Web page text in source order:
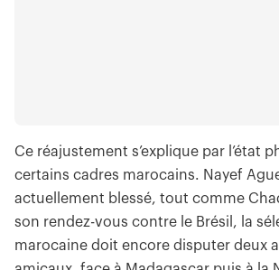
Ce réajustement s’explique par l’état
certains cadres marocains. Nayef
actuellement blessé, tout comme
son rendez-vous contre le Brésil, la
marocaine doit encore disputer deux